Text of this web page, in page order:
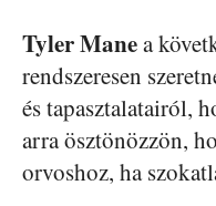
Tyler Manea
rendszeresen
és tapasztalatairól,
arra ösztönözzön,
orvoshoz, ha